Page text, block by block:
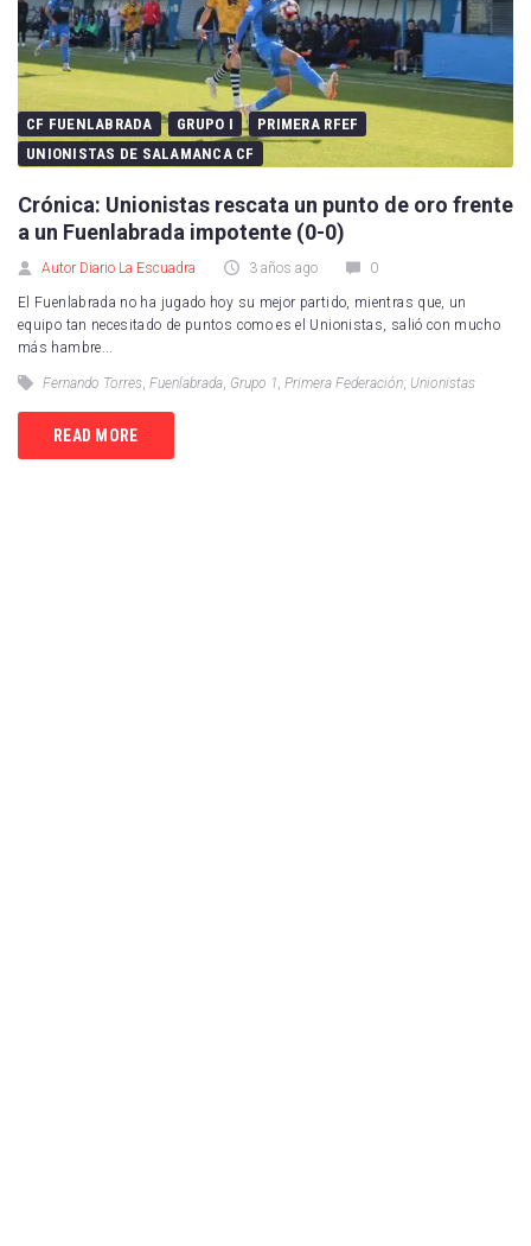
CF FUENLABRADA GRUPO I
PRIMERA RFEF
UNIONISTAS DE SALAMANCA CF
Crónica: Unionistas rescata un punto de oro frente
a un Fuenlabrada impotente (0-0)
Autor Diario La Escuadra 3 años ago 0
El Fuenlabrada no ha jugado hoy su mejor partido, mientras que, un
equipo tan necesitado de puntos como es el Unionistas, salió con mucho
más hambre...
Fernando Torres, Fuenlabrada, Grupo 1, Primera Federación, Unionistas
READ MORE